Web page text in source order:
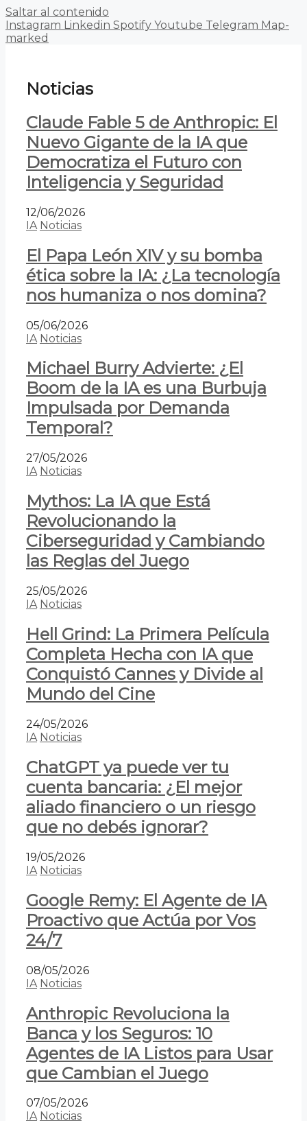
Saltar al contenido
Instagram Linkedin Spotify Youtube Telegram Map-
marked
Noticias
Claude Fable 5 de Anthropic: El
Nuevo Gigante de la IA que
Democratiza el Futuro con
Inteligencia y Seguridad
12/06/2026
IA Noticias
El Papa León XIV y su bomba
ética sobre la IA: ¿La tecnología
nos humaniza o nos domina?
05/06/2026
IA Noticias
Michael Burry Advierte: ¿El
Boom de la IA es una Burbuja
Impulsada por Demanda
Temporal?
27/05/2026
IA Noticias
Mythos: La IA que Está
Revolucionando la
Ciberseguridad y Cambiando
las Reglas del Juego
25/05/2026
IA Noticias
Hell Grind: La Primera Película
Completa Hecha con IA que
Conquistó Cannes y Divide al
Mundo del Cine
24/05/2026
IA Noticias
ChatGPT ya puede ver tu
cuenta bancaria: ¿El mejor
aliado financiero o un riesgo
que no debés ignorar?
19/05/2026
IA Noticias
Google Remy: El Agente de IA
Proactivo que Actúa por Vos
24/7
08/05/2026
IA Noticias
Anthropic Revoluciona la
Banca y los Seguros: 10
Agentes de IA Listos para Usar
que Cambian el Juego
07/05/2026
IA Noticias